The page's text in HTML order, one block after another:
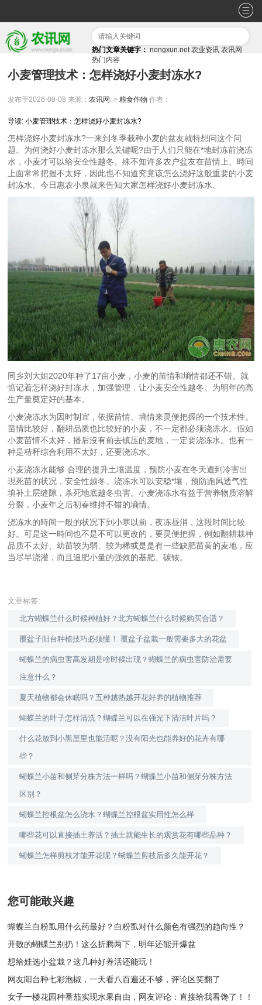
热门文章关键字： nongxun.net 农业资讯 农讯网
热门内容
小麦管理技术：怎样浇好小麦封冻水?
发布于2026-08-08 来源：农讯网 : >粮食作物 作者：
导读: 小麦管理技术：怎样浇好小麦封冻水?
怎样浇好小麦封冻水?一来到冬季栽种小麦的盆友就特想问这个问
题。为何浇好小麦封冻水那么关键呢?由于人们只能在*地封冻前浇冻
水，小麦才可以给安全性越冬。殊不知许多农户盆友在苗情上、時间
上面常常把握不太好，因此也不知道究竟该怎么浇好这般重要的小麦
封冻水。今日惠农小泉就来告知大家怎样浇好小麦封冻水。
同乡刘大姐2020年种了17亩小麦，小麦的苗情和墒情都还不错。就
惦记着怎样浇好封冻水，加强管理，让小麦安全性越冬。为明年的高
生产量奠定好的基本。
小麦浇冻水为因时制宜，依据苗情、墒情来灵便把握的一个技术性。
苗情比较好，翻耕品质也比较好的小麦，不一定都必须浇冻水。假如
小麦苗情不太好，播后沒有前去镇压的麦地，一定要浇冻水。也有一
种是秸秆综合利用不太好，还要浇冻水。
小麦浇冻水能够 合理的提升土壤温度，预防小麦在冬天遭到冷害出
現死苗的状况，安全性越冬。浇冻水可以安稳*壤，预防跑风透气性
填补土层缝隙，杀死地底越冬虫害。小麦浇冻水有益于营养物质溶解
分裂，小麦年之后初春维持不错的墒情。
浇冻水的時间一般的状况下到小寒以前，夜冻昼消，这段时间比较
好。可是这一時间也不是不可以更改的，要灵便把握，例如翻耕栽种
品质不太好、幼苗较为弱、较为稀或是是有一些缺肥苗黄的麦地，应
当尽早浇灌，而且追肥小量的强效的基肥、碳铵。
文章标签:
北方蝴蝶兰什么时候种植好？北方蝴蝶兰什么时候购买合适？
覆盆子阳台种植技巧必须懂！ 覆盆子盆栽一般需要多大的花盆
蝴蝶兰的病虫害高发期是啥时候出现？蝴蝶兰的病虫害防治需要
注意什么？
夏天植物都会休眠吗？五种越热越开花好养的植物推荐
蝴蝶兰的叶子怎样清洗？蝴蝶兰可以在强光下清洁叶片吗？
什么花放到小黑屋里也能活呢？没有阳光也能养好的花卉有哪
些？
蝴蝶兰小苗和侧芽分株方法一样吗？蝴蝶兰小苗和侧芽分株方法
区别？
蝴蝶兰控根盆怎么浇水？蝴蝶兰控根盆实用性怎么样
哪些花可以直接插土养活？插土就能生长的观赏花有哪些品种？
蝴蝶兰怎样剪枝才能开花呢？蝴蝶兰剪枝后多久能开花？
您可能敢兴趣
蝴蝶兰白粉虱用什么药最好？白粉虱对什么颜色有强烈的趋向性？
开败的蝴蝶兰别扔！这么折腾两下，明年还能开爆盆
想给娃选小盆栽？这几种好养活还能玩！
网友阳台种七彩泡椒，一天看八百遍还不够，评论区笑翻了
女子一楼花园种番茄实现水果自由，网友评论：直接给我看馋了！！